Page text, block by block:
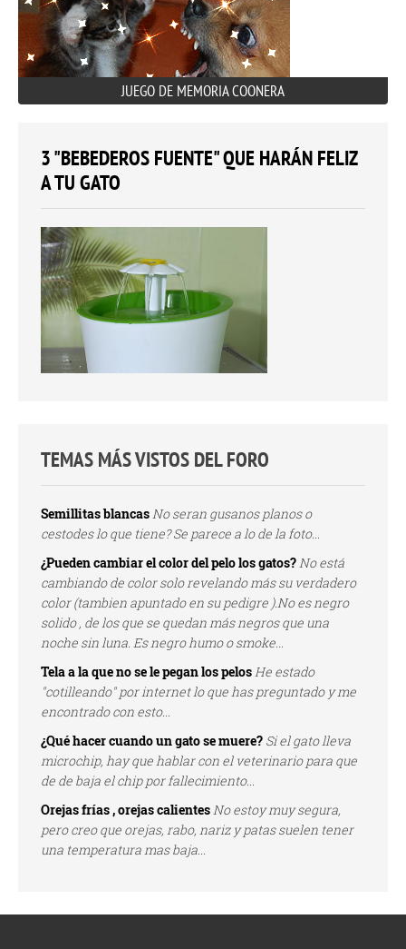
JUEGO DE MEMORIA COONERA
3 "BEBEDEROS FUENTE" QUE HARÁN FELIZ
A TU GATO
TEMAS MÁS VISTOS DEL FORO
Semillitas blancasNo seran gusanos planos o
cestodes lo que tiene? Se parece a lo de la foto...
¿Pueden cambiar el color del pelo los gatos?No está
cambiando de color solo revelando más su verdadero
color (tambien apuntado en su pedigre ).No es negro
solido , de los que se quedan más negros que una
noche sin luna. Es negro humo o smoke...
Tela a la que no se le pegan los pelosHe estado
"cotilleando" por internet lo que has preguntado y me
encontrado con esto...
¿Qué hacer cuando un gato se muere? Si el gato lleva
microchip, hay que hablar con el veterinario para que
de de baja el chip por fallecimiento...
Orejas frías , orejas calientesNo estoy muy segura,
pero creo que orejas, rabo, nariz y patas suelen tener
una temperatura mas baja...